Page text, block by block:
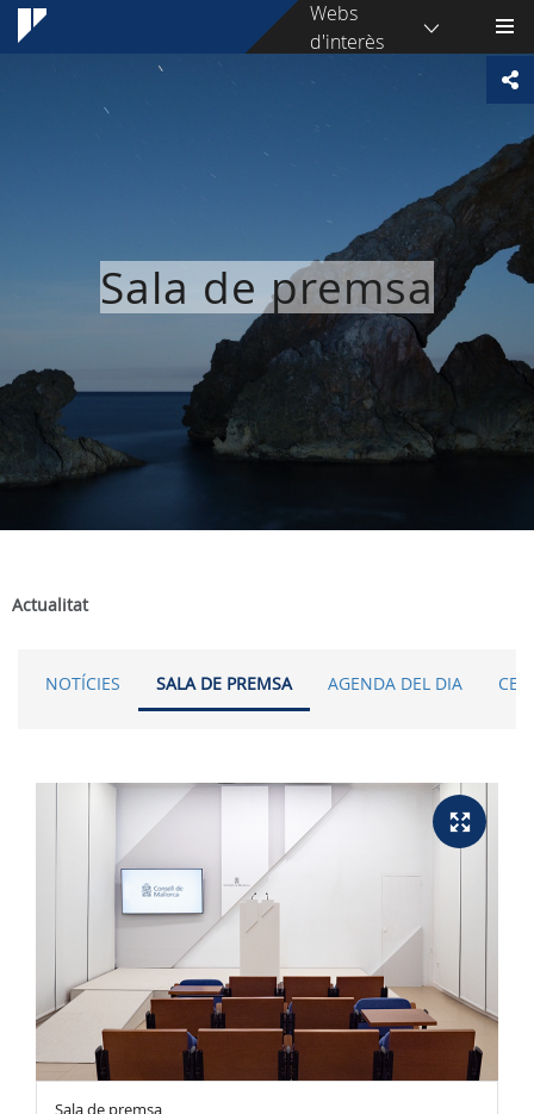
Webs
d'interès
Sala de premsa
Actualitat
NOTÍCIES SALA DE PREMSA AGENDA DEL DIA
Sala de premsa